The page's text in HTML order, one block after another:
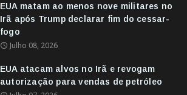
EUA matam ao menos nove militares no
Irã após Trump declarar fim do cessar-
fogo
Julho 08, 2026
EUA atacam alvos no Irã e revogam
autorização para vendas de petróleo